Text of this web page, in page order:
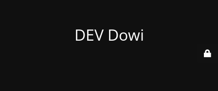
DEV Dowi